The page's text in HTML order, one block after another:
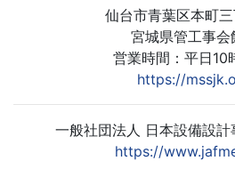
仙台市青葉区本町
宮城県管工事会
営業時間：平日10
https://
一般社団法人 日本設備設
https://